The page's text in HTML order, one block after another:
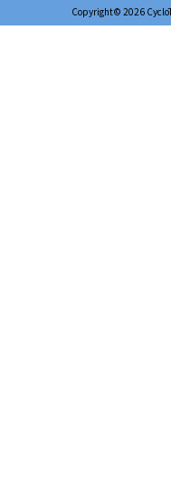
Copyright© 2026